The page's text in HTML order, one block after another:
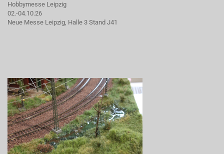
Hobbymesse Leipzig
02.-04.10.26
Neue Messe Leipzig, Halle 3 Stand J41